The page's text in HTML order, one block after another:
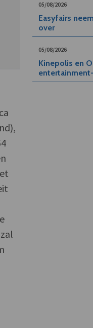
05/08/2026
Easyfairs
over
05/08/2026
Kinepolis en